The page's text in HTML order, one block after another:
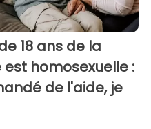
18 ans de la
homosexuelle :
de l'aide, je